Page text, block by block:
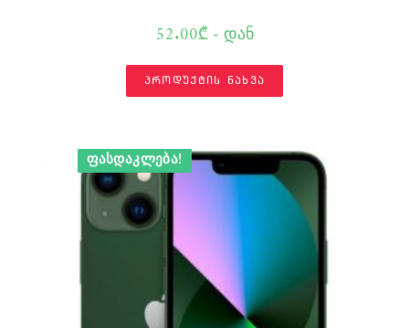
52.00₾ - დან
პროდუქტის ნახვა
ᲤᲐᲡᲓᲐᲙᲚᲔᲑᲐ!